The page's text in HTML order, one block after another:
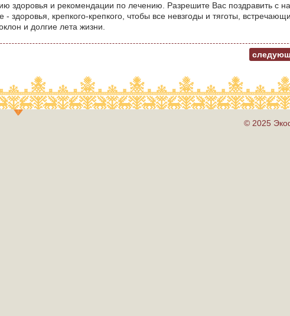
здоровья и рекомендации по лечению. Разрешите Вас поздравить с
крепкого-крепкого, чтобы все невзгоды и тяготы,
и долгие лета жизни.
© 2025